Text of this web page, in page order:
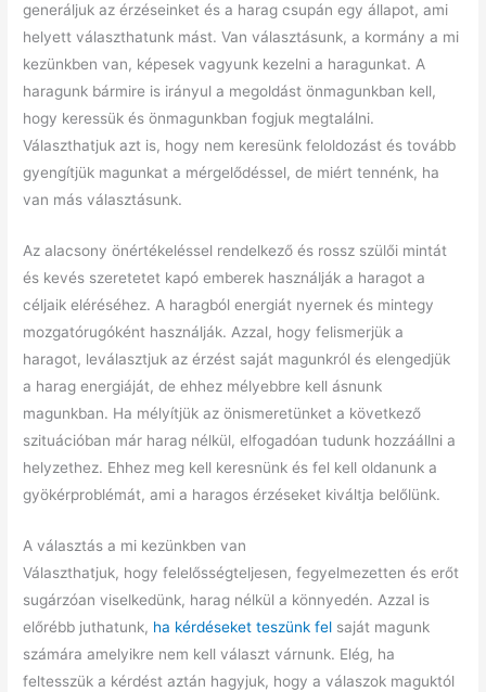
generáljuk az érzéseinket és a harag csupán egy állapot, ami
helyett választhatunk mást. Van választásunk, a kormány a mi
kezünkben van, képesek vagyunk kezelni a haragunkat. A
haragunk bármire is irányul a megoldást önmagunkban kell,
hogy keressük és önmagunkban fogjuk megtalálni.
Választhatjuk azt is, hogy nem keresünk feloldozást és tovább
gyengítjük magunkat a mérgelődéssel, de miért tennénk, ha
van más választásunk.
Az alacsony önértékeléssel rendelkező és rossz szülői mintát
és kevés szeretetet kapó emberek használják a haragot a
céljaik eléréséhez. A haragból energiát nyernek és mintegy
mozgatórugóként használják. Azzal, hogy felismerjük a
haragot, leválasztjuk az érzést saját magunkról és elengedjük
a harag energiáját, de ehhez mélyebbre kell ásnunk
magunkban. Ha mélyítjük az önismeretünket a következő
szituációban már harag nélkül, elfogadóan tudunk hozzáállni a
helyzethez. Ehhez meg kell keresnünk és fel kell oldanunk a
gyökérproblémát, ami a haragos érzéseket kiváltja belőlünk.
A választás a mi kezünkben van
Választhatjuk, hogy felelősségteljesen, fegyelmezetten és erőt
sugárzóan viselkedünk, harag nélkül a könnyedén. Azzal is
előrébb juthatunk, ha kérdéseket teszünk fel saját magunk
számára amelyikre nem kell választ várnunk. Elég, ha
feltesszük a kérdést aztán hagyjuk, hogy a válaszok maguktól